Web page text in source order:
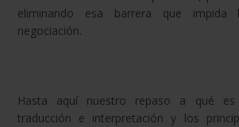
eliminando esa barrera que
negociación.
Hasta aquí nuestro repaso a qué
traducción e interpretación y los